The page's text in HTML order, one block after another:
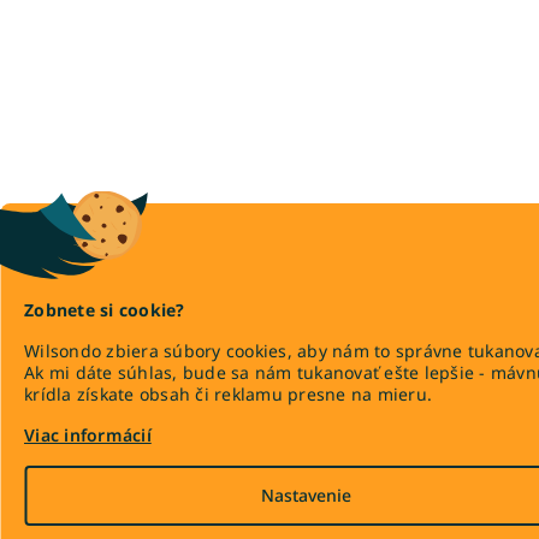
Zobnete si cookie?
Wilsondo zbiera súbory cookies, aby nám to správne
Ak mi dáte súhlas, bude sa nám tukanovať ešte lepšie -
krídla získate obsah či reklamu presne na mieru.
Viac informácií
Nastavenie